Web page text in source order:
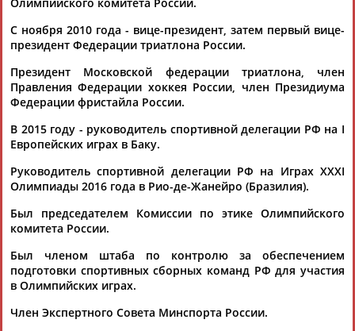
ЕЩЁ ПЕРСОНЫ
ТАБЛО АКТИВНОСТИ
ЦЕЛИ ПРОЕКТА КОНТАКТЫ НАШИ КНОПКИ РЕКЛАМА
Вопросы сотрудничества и совместной деятельностиinform@infosport.ru
Адресов в новостной рассылке: 996
Подпишись
С ноября 2010 года - вице-президент, затем первый вице-
президент Федерации триатлона России.
Президент Московской федерации триатлона, член
Правления Федерации хоккея России, член Президиума
Федерации фристайла России.
В 2015 году - руководитель спортивной делегации РФ на I
Европейских играх в Баку.
Руководитель спортивной делегации РФ на Играх ХХХI
Олимпиады 2016 года в Рио-де-Жанейро (Бразилия).
Был председателем Комиссии по этике Олимпийского
комитета России.
Был членом штаба по контролю за обеспечением
подготовки спортивных сборных команд РФ для участия
в Олимпийских играх.
Член Экспертного Совета Минспорта России.